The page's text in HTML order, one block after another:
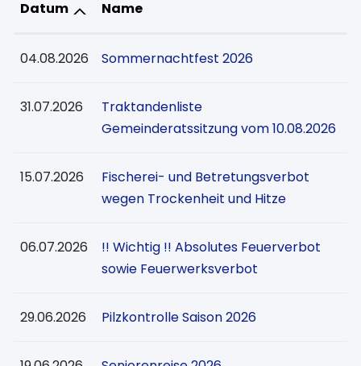
Datum Name
04.08.2026 Sommernachtfest 2026
31.07.2026
Traktandenliste
Gemeinderatssitzung vom 10.08.2026
15.07.2026
Fischerei- und Betretungsverbot
wegen Trockenheit und Hitze
06.07.2026
!! Wichtig !! Absolutes Feuerverbot
sowie Feuerwerksverbot
29.06.2026 Pilzkontrolle Saison 2026